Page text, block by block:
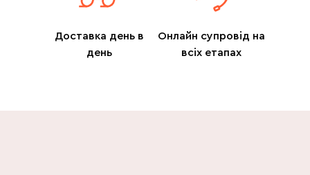
Доставка день в
день
Онлайн супровід на
всіх етапах